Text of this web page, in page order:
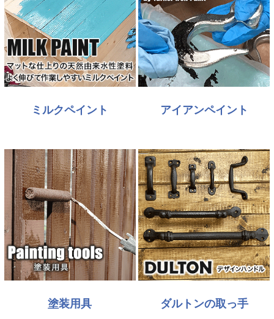
ミルクペイント アイアンペイント
塗装用具 ダルトンの取っ手